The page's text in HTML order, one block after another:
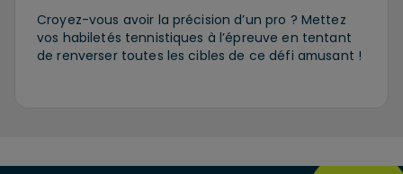
Croyez-vous avoir la précision d’un pro ? Mettez
vos habiletés tennistiques à l’épreuve en tentant
de renverser toutes les cibles de ce défi amusant !